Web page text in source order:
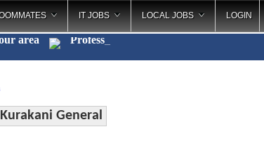
IT JOBS LOCAL JOBS LOGIN
area P_
Kurakani General